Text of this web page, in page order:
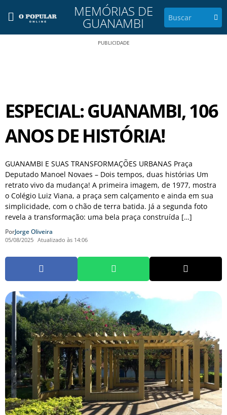
MEMÓRIAS DE
GUANAMBI
PUBLICIDADE
ESPECIAL: GUANAMBI, 106
ANOS DE HISTÓRIA!
GUANAMBI E SUAS TRANSFORMAÇÕES URBANAS Praça
Deputado Manoel Novaes – Dois tempos, duas histórias Um
retrato vivo da mudança! A primeira imagem, de 1977, mostra
o Colégio Luiz Viana, a praça sem calçamento e ainda em sua
simplicidade, com o chão de terra batida. Já a segunda foto
revela a transformação: uma bela praça construída […]
PorJorge Oliveira
05/08/2025 Atualizado às 14:06